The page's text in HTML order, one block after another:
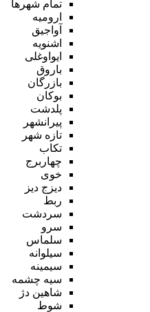
تمام شهر‌ها
ارومیه
آواجیق
اشنویه
ایواوغلی
باروق
بازرگان
بوکان
پلدشت
پیرانشهر
تازه شهر
تکاب
چهاربرج
خوی
دیزج دیز
ربط
سردشت
سرو
سلماس
سیلوانه
سیمینه
سیه چشمه
شاهین دژ
شوط